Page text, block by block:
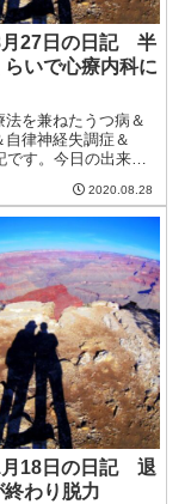
月27日の日記 半
いで心療内科に
法を兼ねたうつ病＆
自律神経失調症＆
です。今日の出来事
いっていたが実際に
蒸し暑さだけが強調
。せっかく降るなら
って涼しくしてほし
かかり...
2020.08.28
月18日の日記 退
わり脱力